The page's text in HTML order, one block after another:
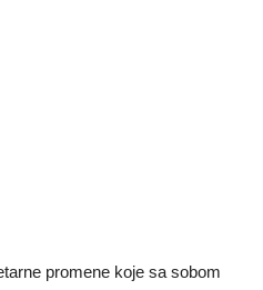
promene koje sa sobom